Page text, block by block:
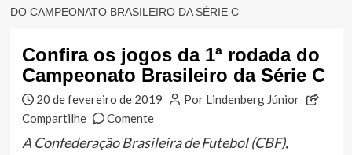
DO CAMPEONATO BRASILEIRO DA SÉRIE C
Confira os jogos da 1ª rodada do
Campeonato Brasileiro da Série C
20 de fevereiro de 2019
Por Lindenberg Júnior
Compartilhe
Comente
A Confederação Brasileira de Futebol (CBF),